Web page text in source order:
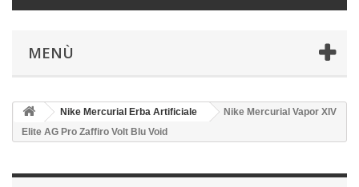
MENÙ
Nike Mercurial Erba Artificiale
Nike Mercurial Vapor XIV
Elite AG Pro Zaffiro Volt Blu Void